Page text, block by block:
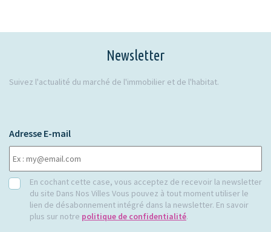
Newsletter
Suivez l'actualité du marché de l'immobilier et de l'habitat.
Adresse E-mail
RGPDEn cochant cette case, vous acceptez de recevoir la newsletter
du site Dans Nos Villes Vous pouvez à tout moment utiliser le
lien de désabonnement intégré dans la newsletter. En savoir
plus sur notre politique de confidentialité.